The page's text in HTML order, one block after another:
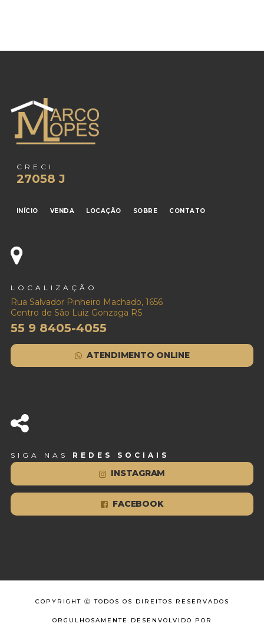
CRECI
27058 J
INÍCIO VENDA LOCAÇÃO SOBRE CONTATO
LOCALIZAÇÃO
Rua Salvador Pinheiro Machado, 1656
Centro de São Luiz Gonzaga RS
55 9 8405-4055
ATENDIMENTO ONLINE
SIGA NAS REDES SOCIAIS
INSTAGRAM
FACEBOOK
COPYRIGHT Ⓒ TODOS OS DIREITOS RESERVADOS
ORGULHOSAMENTE DESENVOLVIDO POR